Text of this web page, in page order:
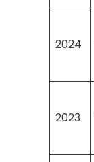
2024
2023